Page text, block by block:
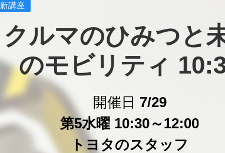
新講座
クルマのひみつと
のモビリティ
開催日 7/29
第5水曜 10:30～12:00
トヨタのスタッフ